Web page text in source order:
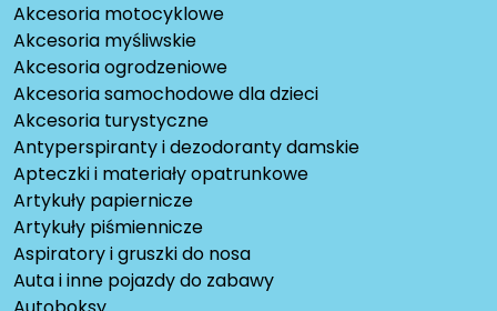
Akcesoria motocyklowe
Akcesoria myśliwskie
Akcesoria ogrodzeniowe
Akcesoria samochodowe dla dzieci
Akcesoria turystyczne
Antyperspiranty i dezodoranty damskie
Apteczki i materiały opatrunkowe
Artykuły papiernicze
Artykuły piśmiennicze
Aspiratory i gruszki do nosa
Auta i inne pojazdy do zabawy